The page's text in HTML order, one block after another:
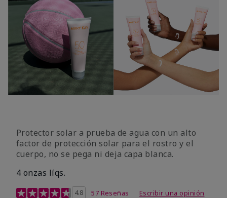
Protector solar a prueba de agua con un alto
factor de protección solar para el rostro y el
cuerpo, no se pega ni deja capa blanca.
4 onzas líqs.
Calificación de clientes de 4,2 de 5
4.8 57 Reseñas Escribir una opinión